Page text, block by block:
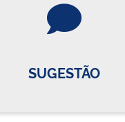
SUGESTÃO